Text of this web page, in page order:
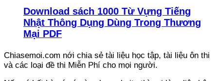
Download sách 1000 Từ Vựng Tiếng
Nhật Thông Dụng Dùng Trong Thương
Mại PDF
Chiasemoi.com nới chia sẻ tài liệu học tập, tài liệu ôn thi
và các loại đề thi Miễn Phí cho mọi người.